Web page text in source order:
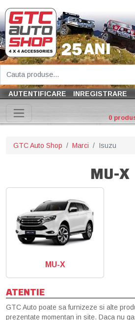
AUTENTIFICARE INREGISTRARE
0
GTC Auto Shop Marci Isuzu
MU-X
MU-X
ATENTIE
GTC Auto poate sa furnizeze si alte
prezentate momentan in site. Daca nu